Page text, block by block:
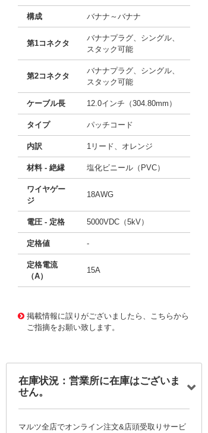
構成 バナナ～バナナ
第1コネクタ
バナナプラグ、シングル、
スタック可能
第2コネクタ
バナナプラグ、シングル、
スタック可能
ケーブル長 12.0インチ（304.80mm）
タイプ パッチコード
内訳 1リード、オレンジ
材料 - 絶縁 塩化ビニール（PVC）
ワイヤゲー
ジ
18AWG
電圧 - 定格 5000VDC（5kV）
定格値 -
定格電流
（A）
15A
掲載情報に誤りがございましたら、こちらから
ご指摘をお願い致します。
在庫状況：営業所に在庫はございま
せん。
マルツ全店でオンライン注文&店頭受取りサービ